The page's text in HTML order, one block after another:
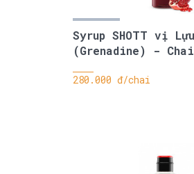
Syrup SHOTT vị
(Grenadine) -
280.000 đ/chai